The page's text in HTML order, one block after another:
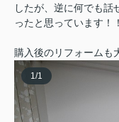
したが、逆に何でも話
ったと思っています！！
購入後のリフォームも
1/1